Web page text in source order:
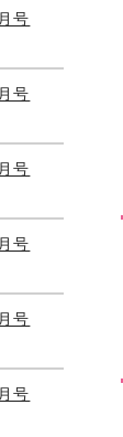
号
号
号
号
号
号